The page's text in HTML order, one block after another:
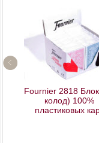
Fournier 2818 Блок
колод) 100%
пластиковых карт